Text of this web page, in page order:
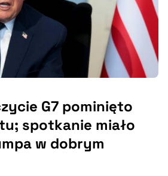
G7 pominięto
spotkanie miało
w dobrym